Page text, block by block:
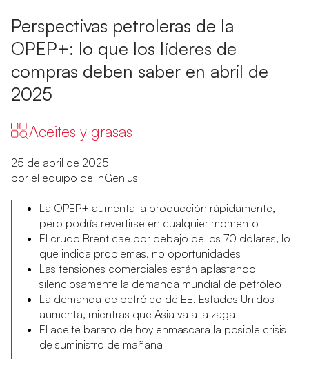
Perspectivas petroleras de la
OPEP+: lo que los líderes de
compras deben saber en abril de
2025
Aceites y grasas
25 de abril de 2025
por el equipo de InGenius
La OPEP+ aumenta la producción rápidamente,
pero podría revertirse en cualquier momento
El crudo Brent cae por debajo de los 70 dólares, lo
que indica problemas, no oportunidades
Las tensiones comerciales están aplastando
silenciosamente la demanda mundial de petróleo
La demanda de petróleo de EE. Estados Unidos
aumenta, mientras que Asia va a la zaga
El aceite barato de hoy enmascara la posible crisis
de suministro de mañana